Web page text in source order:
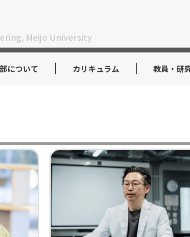
Meijo University
について カリキュラム 教員・研